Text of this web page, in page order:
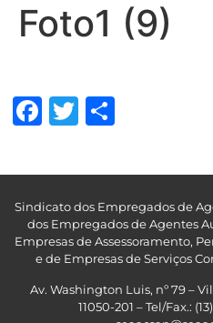
Foto1 (9)
Facebook
Twitter
Sindicato dos Empregados de
dos Empregados de Agentes
Empresas de Assessoramento,
e de Empresas de Serviços
Av. Washington Luis, nº 79 –
11050-201 – Tel/Fax.: